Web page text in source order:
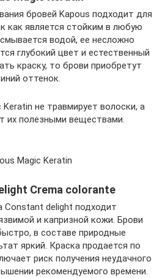
бровей Kapous подходит для
как является стойким в любую
водой, ее несложно
глубокий цвет и естественный
краску, то брови приобретут
оттенок.
Keratin не травмирует волоски, а
их полезными веществами.
Magic Keratin
Crema colorante
Constant delight подходит
и капризной кожи. Брови
в составе природные
яркий. Краска продается по
риск получения неудачного
рекомендуемого времени.